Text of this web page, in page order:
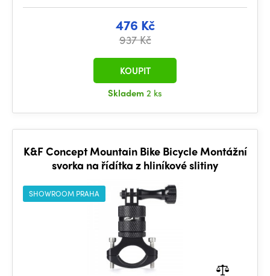
476 Kč
937 Kč
Skladem2 ks
KOUPIT
K&F Concept Mountain Bike Bicycle Montážní
svorka na řídítka z hliníkové slitiny
SHOWROOM PRAHA